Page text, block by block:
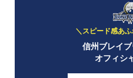
＼スピード感あ
信州ブレイ
オフィシ